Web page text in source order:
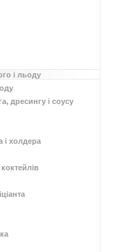
і льоду
дресингу і соусу
і холдера